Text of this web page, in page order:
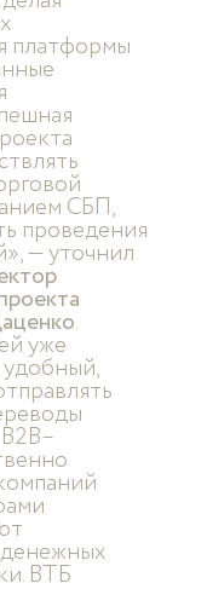
платформы
СБП,
проведения
— уточнил
.
уже
удобный,
ВТБ